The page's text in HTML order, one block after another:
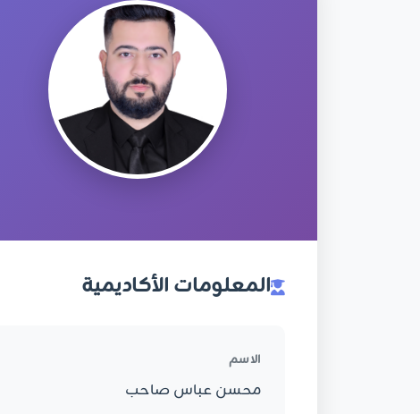
المعلومات الأكاديمية
الاسم
محسن عباس صاحب